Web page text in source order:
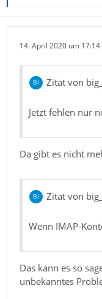
14. April 2020 um 17:14
Zitat von
Jetzt fehlen nur
Da gibt es nicht
Zitat von
Wenn IMAP-
Das kann es so
unbekanntes